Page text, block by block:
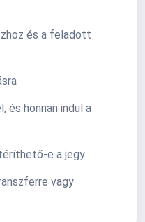
és a feladott
és honnan indul a
e a jegy
vagy